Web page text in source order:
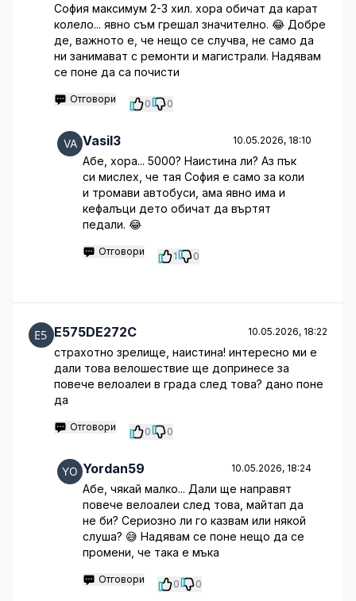
София максимум 2-3 хил. хора обичат да карат
колело... явно съм грешал значително. 😂 Добре
де, важното е, че нещо се случва, не само да
ни занимават с ремонти и магистрали. Надявам
се поне да са почисти
Отговори 0 0
Vasil3 10.05.2026, 18:10
Абе, хора... 5000? Наистина ли? Аз пък
си мислех, че тая София е само за коли
и тромави автобуси, ама явно има и
кефалъци дето обичат да въртят
педали. 😂
Отговори 1 0
E575DE272C 10.05.2026, 18:22
страхотно зрелище, наистина! интересно ми е
дали това велошествие ще допринесе за
повече велоалеи в града след това? дано поне
да
Отговори 0 0
Yordan59 10.05.2026, 18:24
Абе, чякай малко... Дали ще направят
повече велоалеи след това, майтап да
не би? Сериозно ли го казвам или някой
слуша? 😅 Надявам се поне нещо да се
промени, че така е мъка
Отговори 0 0